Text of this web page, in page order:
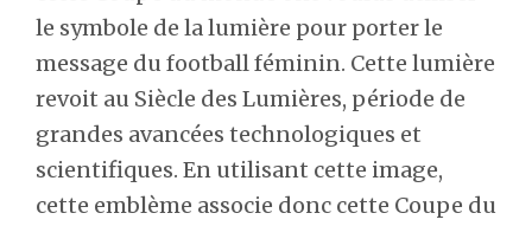
le symbole de la lumière pour porter le
message du football féminin. Cette lumière
revoit au Siècle des Lumières, période de
grandes avancées technologiques et
scientifiques. En utilisant cette image,
cette emblème associe donc cette Coupe du